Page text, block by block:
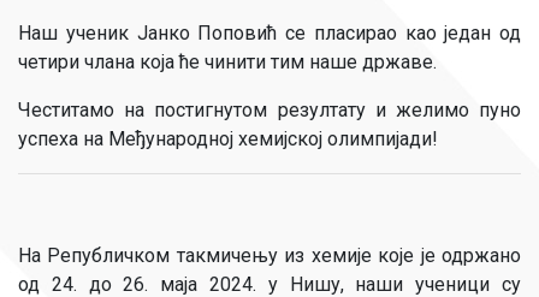
Наш ученик Јанко Поповић се пласирао као један од
четири члана која ће чинити тим наше државе.
Честитамо на постигнутом резултату и желимо пуно
успеха на Међународној хемијској олимпијади!
На Републичком такмичењу из хемије које је одржано
од 24. до 26. маја 2024. у Нишу, наши ученици су